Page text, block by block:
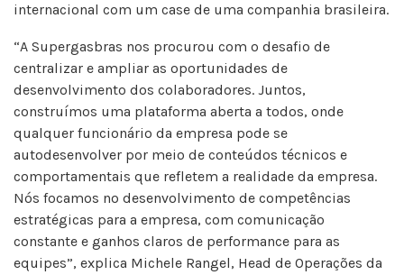
internacional com um case de uma companhia brasileira.
“A Supergasbras nos procurou com o desafio de
centralizar e ampliar as oportunidades de
desenvolvimento dos colaboradores. Juntos,
construímos uma plataforma aberta a todos, onde
qualquer funcionário da empresa pode se
autodesenvolver por meio de conteúdos técnicos e
comportamentais que refletem a realidade da empresa.
Nós focamos no desenvolvimento de competências
estratégicas para a empresa, com comunicação
constante e ganhos claros de performance para as
equipes”, explica Michele Rangel, Head de Operações da